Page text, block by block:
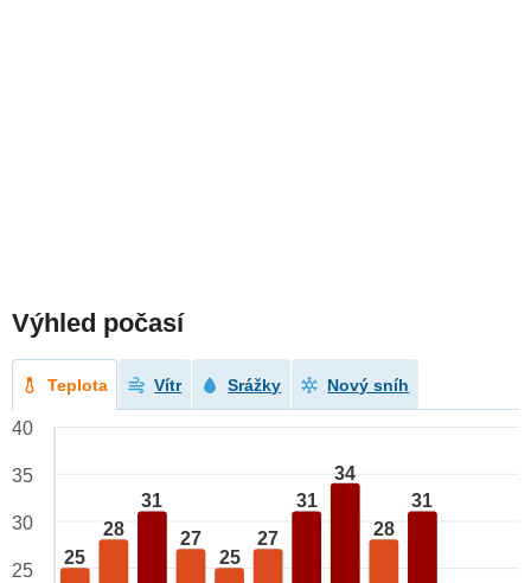
Výhled počasí
Teplota Vítr Srážky Nový sníh
25
28
31
27
25
27
31
34
28
31
40
35
30
25